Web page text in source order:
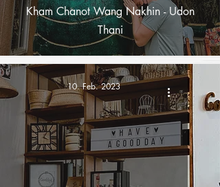
Kham Chanot Wang Nakhin - Udon
Thani
10. Feb. 2023